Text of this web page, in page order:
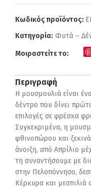
Κωδικός προϊόντος:
Κατηγορία: Φυτά –
Μοιραστείτε το:
Περιγραφή
H μουσμουλιά είναι
δέντρο που δίνει
επιλογές σε φρέσκα
Συγκεκριμένα, η
φθινοπώρου και
άνοιξη, από Απρίλιο
τη συναντήσουμε με
στην Πελοπόννησο,
Κέρκυρα και μεσπιλιά